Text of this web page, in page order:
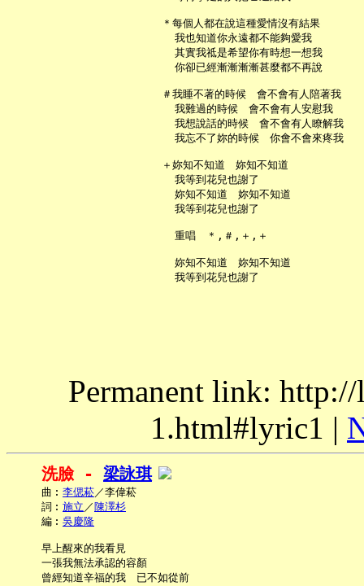
   ＊每個人都在說這種愛情沒有結果
     我也知道你永遠都不能夠愛我
     其實我祗是希望你有時想一想我
     你卻已經漸漸漸漸甚麼都不再說
   ＃我睡不著的時候　會不會有人陪著我
     我難過的時候　會不會有人安慰我
     我想說話的時候　會不會有人瞭解我
     我忘不了妳的時候　你會不會來疼我
   ＋妳知不知道　妳知不知道
     我等到花兒也謝了
     妳知不知道　妳知不知道
     我等到花兒也謝了
     重唱　＊,＃,＋,＋
     妳知不知道　妳知不知道
Permanent link:
1.html#lyric1 |
洗臉 - 梁詠琪
     曲︰
李偲菘／李偉菘
     詞︰
施立 ／ 陳澤杉
     編︰
吳慶隆
     早上醒來的我看見
     一張我無法承認的容顏
     曾經知道辛福的我　已不如從前